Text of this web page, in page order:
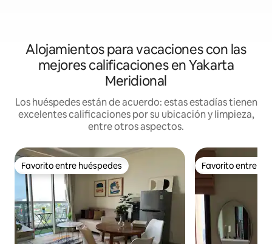
Alojamientos para vacaciones con las
mejores calificaciones en Yakarta
Meridional
Los huéspedes están de acuerdo: estas estadías tienen
excelentes calificaciones por su ubicación y limpieza,
entre otros aspectos.
Favorito entre huéspedes
Favorito entre huéspedes Favorito entre
Favorito entre